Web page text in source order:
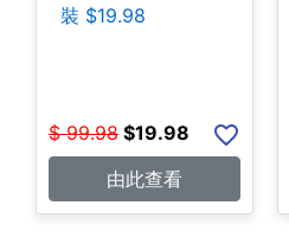
裝 $19.98
$ 99.98 $19.98
由此查看